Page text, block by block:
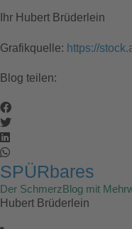
Ihr Hubert Brüderlein
Grafikquelle: https://
Blog teilen:
SPÜRbares
Der SchmerzBlog mit
Hubert Brüderlein